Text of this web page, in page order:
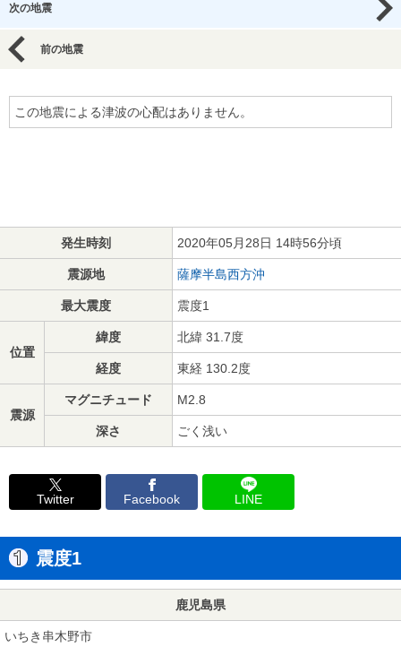
次の地震
前の地震
この地震による津波の心配はありません。
発生時刻 2020年05月28日 14時56分頃
震源地 薩摩半島西方沖
最大震度 震度1
位置
緯度 北緯 31.7度
経度 東経 130.2度
震源
マグニチュード M2.8
深さ ごく浅い
Twitter Facebook LINE
震度1
鹿児島県
いちき串木野市